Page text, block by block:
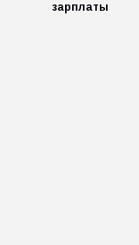
зарплаты